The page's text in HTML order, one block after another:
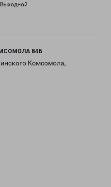
Выходной
84Б
Комсомола,